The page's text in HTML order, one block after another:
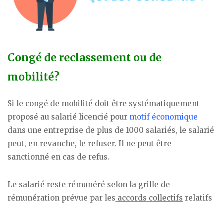
Congé de reclassement ou de
mobilité?
Si le congé de mobilité doit être systématiquement
proposé au salarié licencié pour motif économique
dans une entreprise de plus de 1000 salariés, le salarié
peut, en revanche, le refuser. Il ne peut être
sanctionné en cas de refus.
Le salarié reste rémunéré selon la grille de
rémunération prévue par les accords collectifs relatifs